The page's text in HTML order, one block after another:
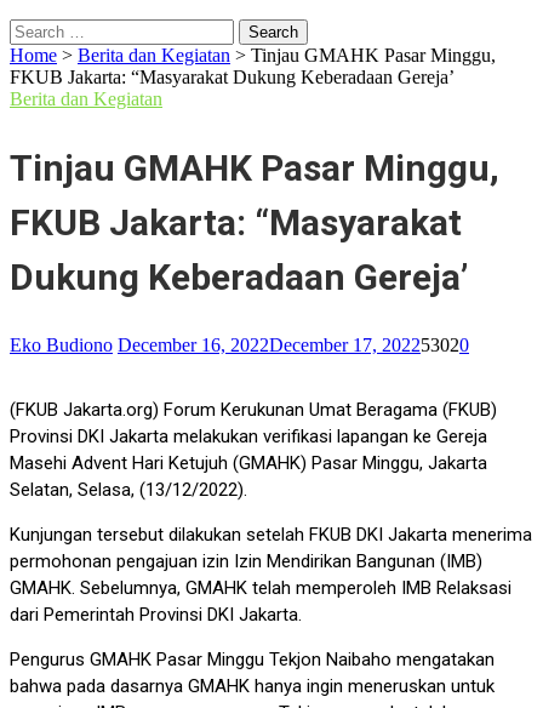
Search
for:
Home > Berita dan Kegiatan > Tinjau GMAHK Pasar Minggu,
FKUB Jakarta: “Masyarakat Dukung Keberadaan Gereja’
Berita dan Kegiatan
Tinjau GMAHK Pasar Minggu,
FKUB Jakarta: “Masyarakat
Dukung Keberadaan Gereja’
Eko Budiono December 16, 2022December 17, 202253020
(FKUB Jakarta.org) Forum Kerukunan Umat Beragama (FKUB)
Provinsi DKI Jakarta melakukan verifikasi lapangan ke Gereja
Masehi Advent Hari Ketujuh (GMAHK) Pasar Minggu, Jakarta
Selatan, Selasa, (13/12/2022).
Kunjungan tersebut dilakukan setelah FKUB DKI Jakarta menerima
permohonan pengajuan izin Izin Mendirikan Bangunan (IMB)
GMAHK. Sebelumnya, GMAHK telah memperoleh IMB Relaksasi
dari Pemerintah Provinsi DKI Jakarta.
Pengurus GMAHK Pasar Minggu Tekjon Naibaho mengatakan
bahwa pada dasarnya GMAHK hanya ingin meneruskan untuk